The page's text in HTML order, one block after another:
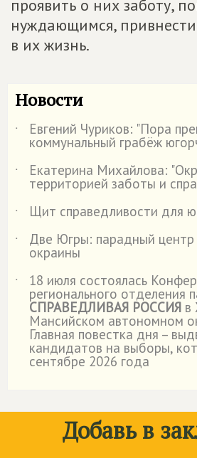
проявить о них заботу,
нуждающимся,
в их жизнь.
Новости
˙ Евгений Чуриков: "Пора
коммунальный грабёж
˙
Екатерина Михайлова:
территорией заботы и
˙
Щит справедливости для
˙
Две Югры: парадный центр
окраины
˙
18 июля состоялась
регионального отделения
СПРАВЕДЛИВАЯ РОССИЯ в
Мансийском автономном
Главная повестка дня –
кандидатов на выборы,
сентябре 2026 года
Добавь в